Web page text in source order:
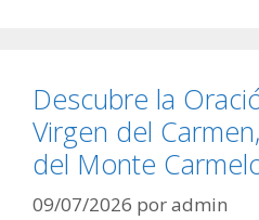
Descubre la
Virgen del
del Monte
09/07/2026 poradmin